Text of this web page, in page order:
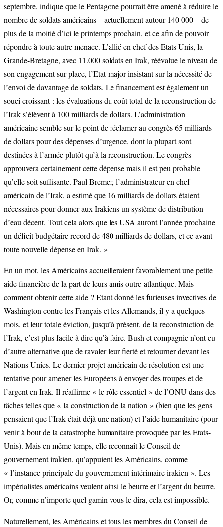
septembre, indique que le Pentagone pourrait être amené à réduire le
nombre de soldats américains – actuellement autour 140 000 – de
plus de la moitié d’ici le printemps prochain, et ce afin de pouvoir
répondre à toute autre menace. L’allié en chef des Etats Unis, la
Grande-Bretagne, avec 11.000 soldats en Irak, réévalue le niveau de
son engagement sur place, l’Etat-major insistant sur la nécessité de
l’envoi de davantage de soldats. Le financement est également un
souci croissant : les évaluations du coût total de la reconstruction de
l’Irak s’élèvent à 100 milliards de dollars. L’administration
américaine semble sur le point de réclamer au congrès 65 milliards
de dollars pour des dépenses d’urgence, dont la plupart sont
destinées à l’armée plutôt qu’à la reconstruction. Le congrès
approuvera certainement cette dépense mais il est peu probable
qu’elle soit suffisante. Paul Bremer, l’administrateur en chef
américain de l’Irak, a estimé que 16 milliards de dollars étaient
nécessaires pour donner aux Irakiens un système de distribution
d’eau décent. Tout cela alors que les USA auront l’année prochaine
un déficit budgétaire record de 480 milliards de dollars, et ce avant
toute nouvelle dépense en Irak. »
En un mot, les Américains accueilleraient favorablement une petite
aide financière de la part de leurs amis outre-atlantique. Mais
comment obtenir cette aide ? Etant donné les furieuses invectives de
Washington contre les Français et les Allemands, il y a quelques
mois, et leur totale éviction, jusqu’à présent, de la reconstruction de
l’Irak, c’est plus facile à dire qu’à faire. Bush et compagnie n’ont eu
d’autre alternative que de ravaler leur fierté et retourner devant les
Nations Unies. Le dernier projet américain de résolution est une
tentative pour amener les Européens à envoyer des troupes et de
l’argent en Irak. Il réaffirme « le rôle essentiel » de l’ONU dans des
tâches telles que « la construction de la nation » (bien que les gens
pensaient que l’Irak était déjà une nation) et l’aide humanitaire (pour
venir à bout de la catastrophe humanitaire provoquée par les Etats-
Unis). Mais en même temps, elle reconnaît le Conseil de
gouvernement irakien, qu’appuient les Américains, comme
« l’instance principale du gouvernement intérimaire irakien ». Les
impérialistes américains veulent ainsi le beurre et l’argent du beurre.
Or, comme n’importe quel gamin vous le dira, cela est impossible.
Naturellement, les Américains et tous les membres du Conseil de